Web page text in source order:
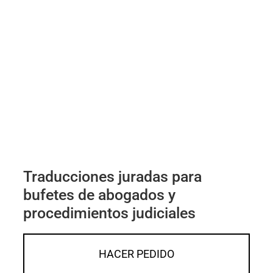
Traducciones juradas para
bufetes de abogados y
procedimientos judiciales
HACER PEDIDO